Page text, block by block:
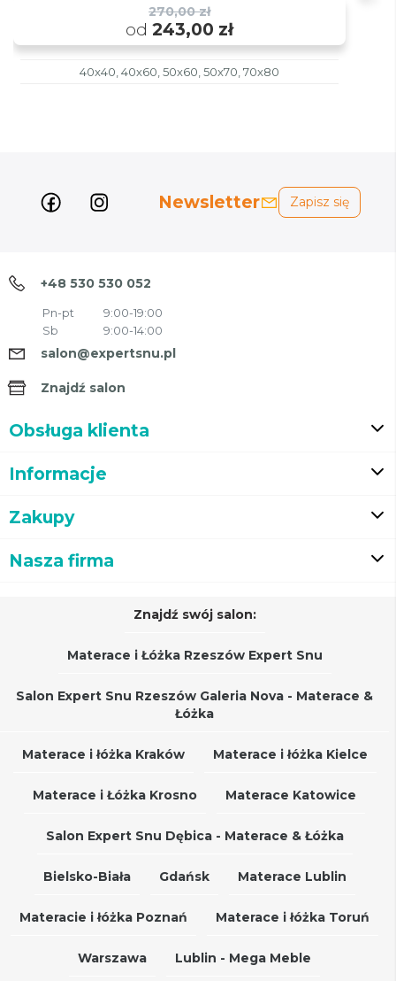
270,00 zł
od 243,00 zł
40x40, 40x60, 50x60, 50x70, 70x80
Newsletter Zapisz się
+48 530 530 052
Pn-pt
9:00-19:00
Sb
9:00-14:00
salon@expertsnu.pl
Znajdź salon
Obsługa klienta
Informacje
Zakupy
Nasza firma
Znajdź swój salon:
Materace i Łóżka Rzeszów Expert Snu
Salon Expert Snu Rzeszów Galeria Nova - Materace &
Łóżka
Materace i łóżka Kraków Materace i łóżka Kielce
Materace i Łóżka Krosno Materace Katowice
Salon Expert Snu Dębica - Materace & Łóżka
Bielsko-Biała Gdańsk Materace Lublin
Materacie i łóżka Poznań Materace i łóżka Toruń
Warszawa Lublin - Mega Meble